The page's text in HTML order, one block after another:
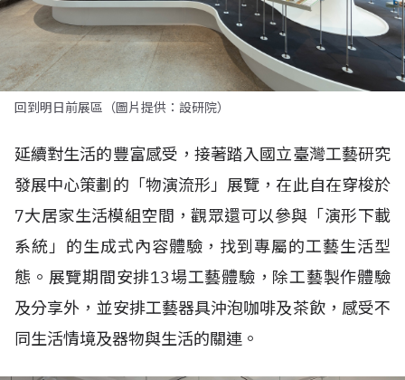
回到明日前展區（圖片提供：設研院）
延續對生活的豐富感受，接著踏入國立臺灣工藝研究
發展中心策劃的「物演流形」展覽，在此自在穿梭於
7大居家生活模組空間，觀眾還可以參與「演形下載
系統」的生成式內容體驗，找到專屬的工藝生活型
態。展覽期間安排13場工藝體驗，除工藝製作體驗
及分享外，並安排工藝器具沖泡咖啡及茶飲，感受不
同生活情境及器物與生活的關連。